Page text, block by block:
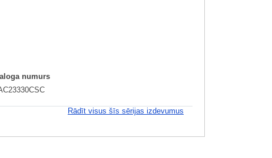
numurs
Rādīt visus šīs sērijas izdevumus